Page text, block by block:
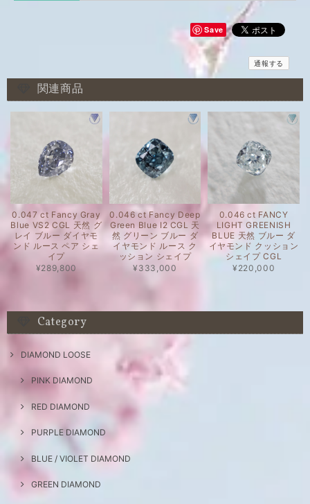
Save
通報する
関連商品
0.047 ct Fancy Gray
Blue VS2 CGL 天然 グ
レイ ブルー ダイヤモ
ンド ルース ペア シェ
イプ
¥289,800
0.046 ct Fancy Deep
Green Blue I2 CGL 天
然 グリーン ブルー ダ
イヤモンド ルース ク
ッション シェイプ
¥333,000
0.046 ct FANCY
LIGHT GREENISH
BLUE 天然 ブルー ダ
イヤモンド クッション
シェイプ CGL
¥220,000
Category
DIAMOND LOOSE
PINK DIAMOND
RED DIAMOND
PURPLE DIAMOND
BLUE / VIOLET DIAMOND
GREEN DIAMOND